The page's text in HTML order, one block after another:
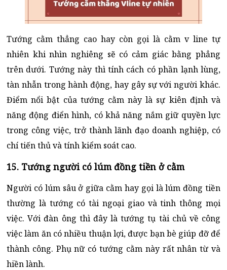
Tướng cằm thẳng cao hay còn gọi là cằm v line tự
nhiên khi nhìn nghiêng sẽ có cảm giác bằng phẳng
trên dưới. Tướng này thì tính cách có phần lạnh lùng,
tàn nhẫn trong hành động, hay gây sự với người khác.
Điểm nổi bật của tướng cằm này là sự kiên định và
năng động điển hình, có khả năng nắm giữ quyền lực
trong công việc, trở thành lãnh đạo doanh nghiệp, có
chí tiến thủ và tính kiểm soát cao.
15. Tướng người có lúm đồng tiền ở cằm
Người có lúm sâu ở giữa cằm hay gọi là lúm đồng tiền
thường là tướng có tài ngoại giao và tinh thông mọi
việc. Với đàn ông thì đây là tướng tụ tài chủ về công
việc làm ăn có nhiều thuận lợi, được bạn bè giúp đỡ để
thành công. Phụ nữ có tướng cằm này rất nhân từ và
hiền lành.